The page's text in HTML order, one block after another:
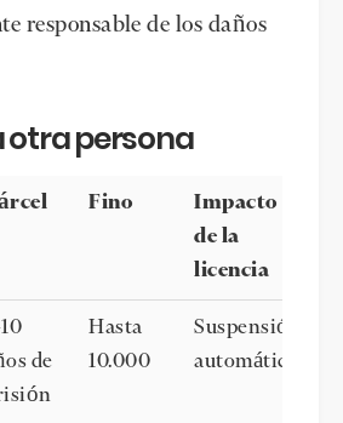
responsable de los daños
otra persona
Fino
Impacto
de la
licencia
de
Hasta
10.000
Suspensión
automática